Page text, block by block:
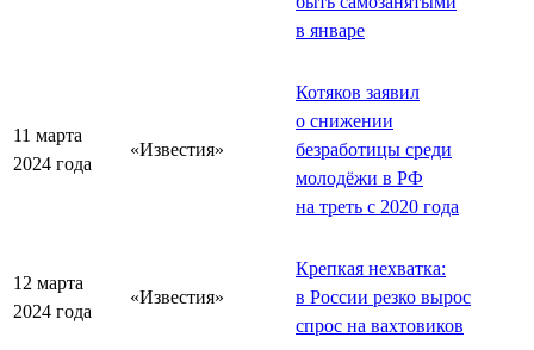
в январе
11 марта
2024 года
«Известия»
Котяков заявил
о снижении
безработицы среди
молодёжи в РФ
на треть с 2020 года
12 марта
2024 года
«Известия»
Крепкая нехватка:
в России резко вырос
спрос на вахтовиков